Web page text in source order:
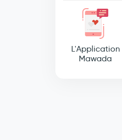
L'Application
Mawada